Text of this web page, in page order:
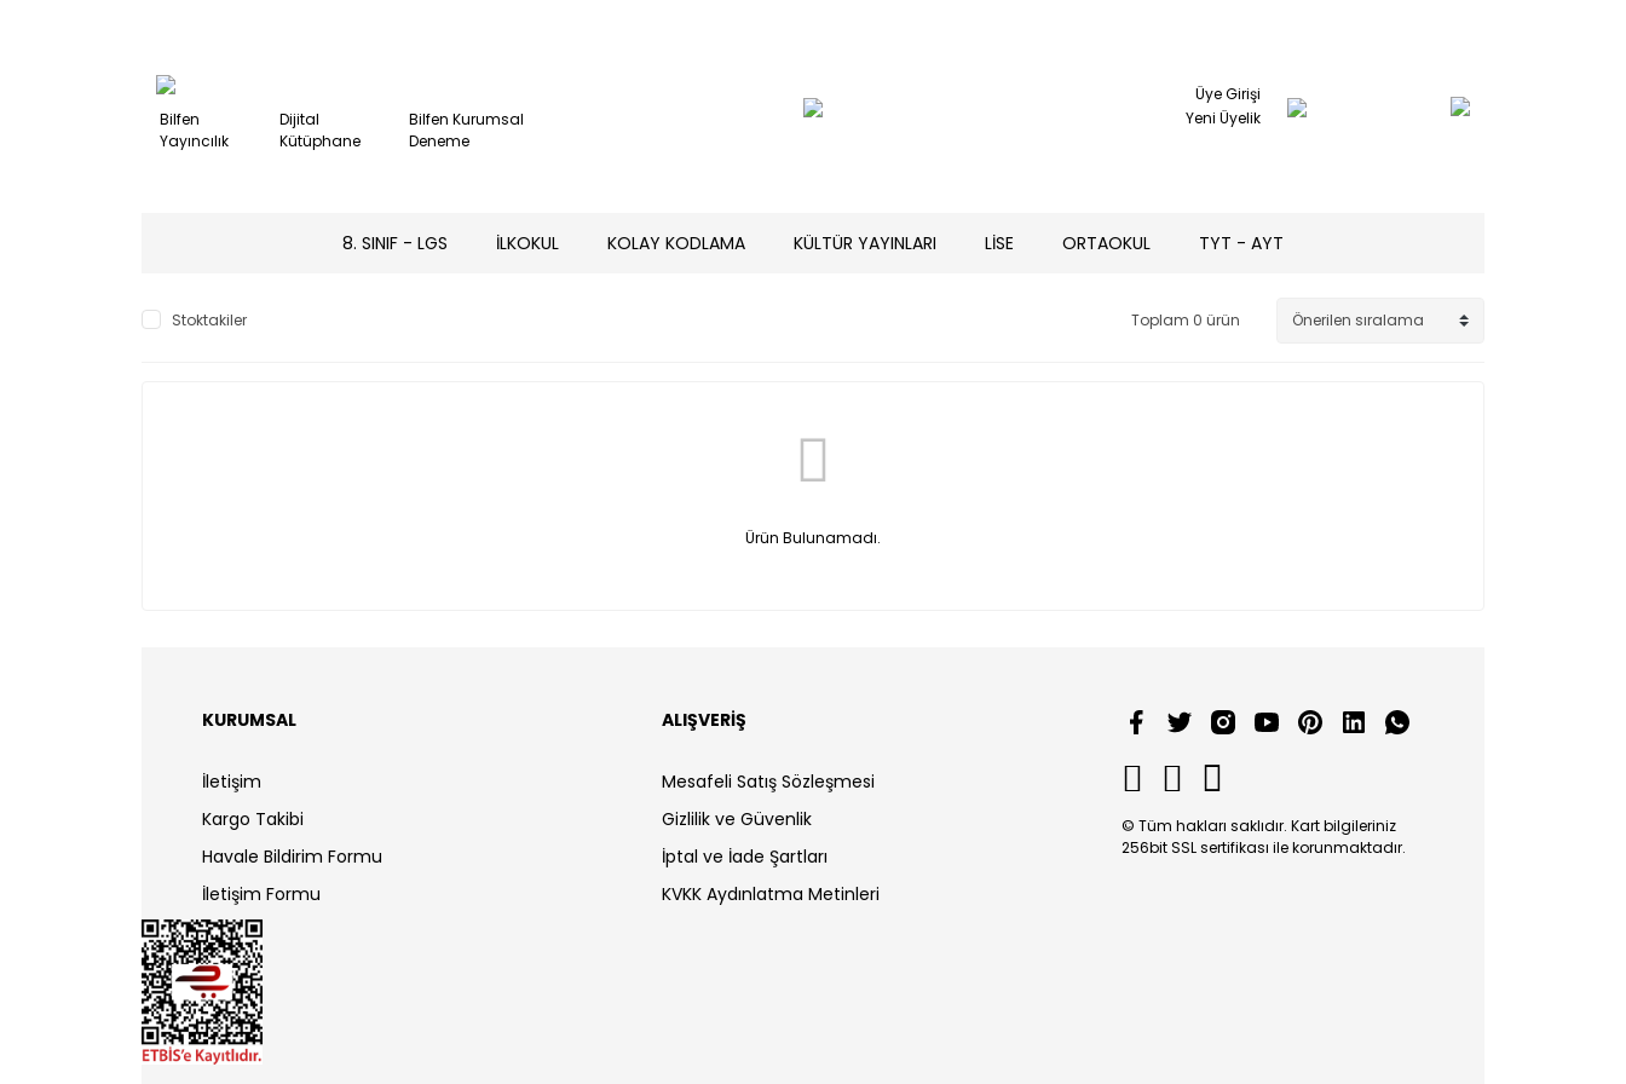
Bilfen
Yayıncılık
Dijital
Kütüphane
Bilfen Kurumsal
Deneme
Üye Girişi
Yeni Üyelik
8. SINIF - LGS İLKOKUL KOLAY KODLAMA KÜLTÜR YAYINLARI LİSE ORTAOKUL TYT - AYT
Stoktakiler Toplam 0 ürün
Ürün Bulunamadı.
KURUMSAL
İletişim
Kargo Takibi
Havale Bildirim Formu
İletişim Formu
ALIŞVERİŞ
Mesafeli Satış Sözleşmesi
Gizlilik ve Güvenlik
İptal ve İade Şartları
KVKK Aydınlatma Metinleri
© Tüm hakları saklıdır. Kart bilgileriniz
256bit SSL sertifikası ile korunmaktadır.